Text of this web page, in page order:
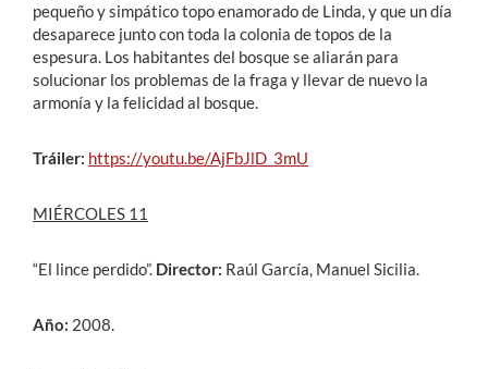
pequeño y simpático topo enamorado de Linda, y que un día
desaparece junto con toda la colonia de topos de la
espesura. Los habitantes del bosque se aliarán para
solucionar los problemas de la fraga y llevar de nuevo la
armonía y la felicidad al bosque.
Tráiler: https://youtu.be/AjFbJlD_3mU
MIÉRCOLES 11
“El lince perdido”. Director: Raúl García, Manuel Sicilia.
Año: 2008.